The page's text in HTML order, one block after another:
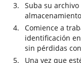
Suba su
Comience a
identificación
sin pérdidas
Una vez que